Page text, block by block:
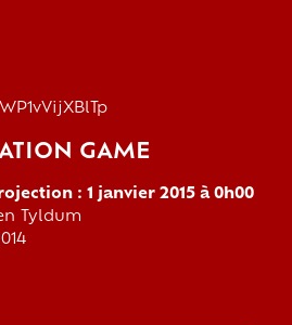
GAME
: 1 janvier 2015 à 0h00
Tyldum